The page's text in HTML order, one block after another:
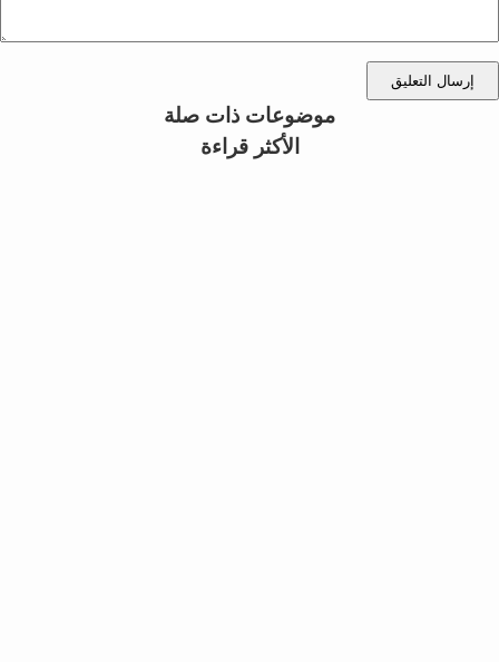
إرسال التعليق
موضوعات ذات صلة
الأكثر قراءة